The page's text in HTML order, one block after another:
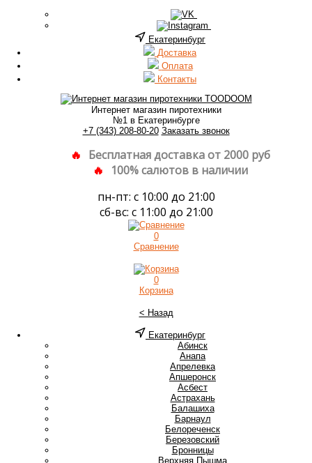
Екатеринбург
Доставка
Оплата
Контакты
Интернет магазин пиротехники
№1 в Екатеринбурге
+7 (343) 208-80-20 Заказать звонок
Бесплатная доставка от 2000 руб
100% салютов в наличии
пн-пт: с 10:00 до 21:00
сб-вс: с 11:00 до 21:00
0
Сравнение
0
Корзина
< Назад
Екатеринбург
Абинск
Анапа
Апрелевка
Апшеронск
Асбест
Астрахань
Балашиха
Барнаул
Белореченск
Березовский
Бронницы
Верхняя Пышма